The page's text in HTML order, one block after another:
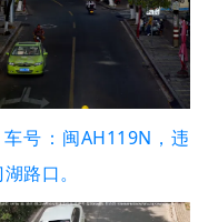
号：闽AH119N，违
路口。